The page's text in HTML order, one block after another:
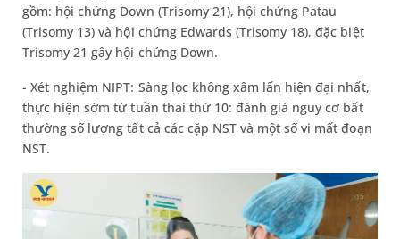
gồm: hội chứng Down (Trisomy 21), hội chứng Patau
(Trisomy 13) và hội chứng Edwards (Trisomy 18), đặc biệt
Trisomy 21 gây hội chứng Down.
- Xét nghiệm NIPT: Sàng lọc không xâm lấn hiện đại nhất,
thực hiện sớm từ tuần thai thứ 10: đánh giá nguy cơ bất
thường số lượng tất cả các cặp NST và một số vi mất đoạn
NST.